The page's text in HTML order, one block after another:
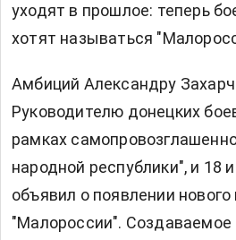
уходят в прошлое: теперь
хотят называться
Амбиций Александру
Руководителю донецких
рамках
народной республики", и 18
объявил о появлении нового
"Малороссии". Создаваемое